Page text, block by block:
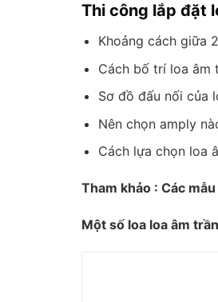
Thi công lắp đặt
Khoảng cách giữa
Cách bố trí loa âm
Sơ đồ đấu nối của
Nên chọn amply
Cách lựa chọn loa
Tham khảo : Các mẫu
Một số loa loa âm